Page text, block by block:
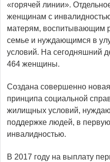
«горячей линии».
женщинам с
матерям, воспитывающим
семье и нуждающимся в
условий. На сегодняшний
464 женщины.
Создана совершенно
принципа социальной
жилищных условий,
поддержке людей, в
инвалидностью.
В 2017 году на выплату